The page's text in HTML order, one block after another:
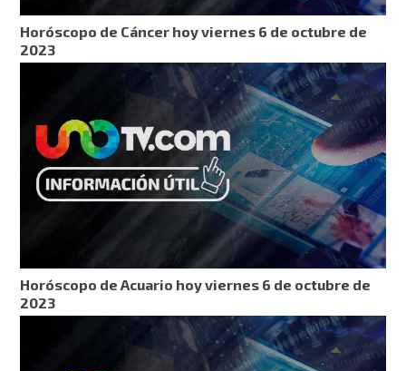
Horóscopo de Cáncer hoy viernes 6 de octubre de
2023
Horóscopo de Acuario hoy viernes 6 de octubre de
2023